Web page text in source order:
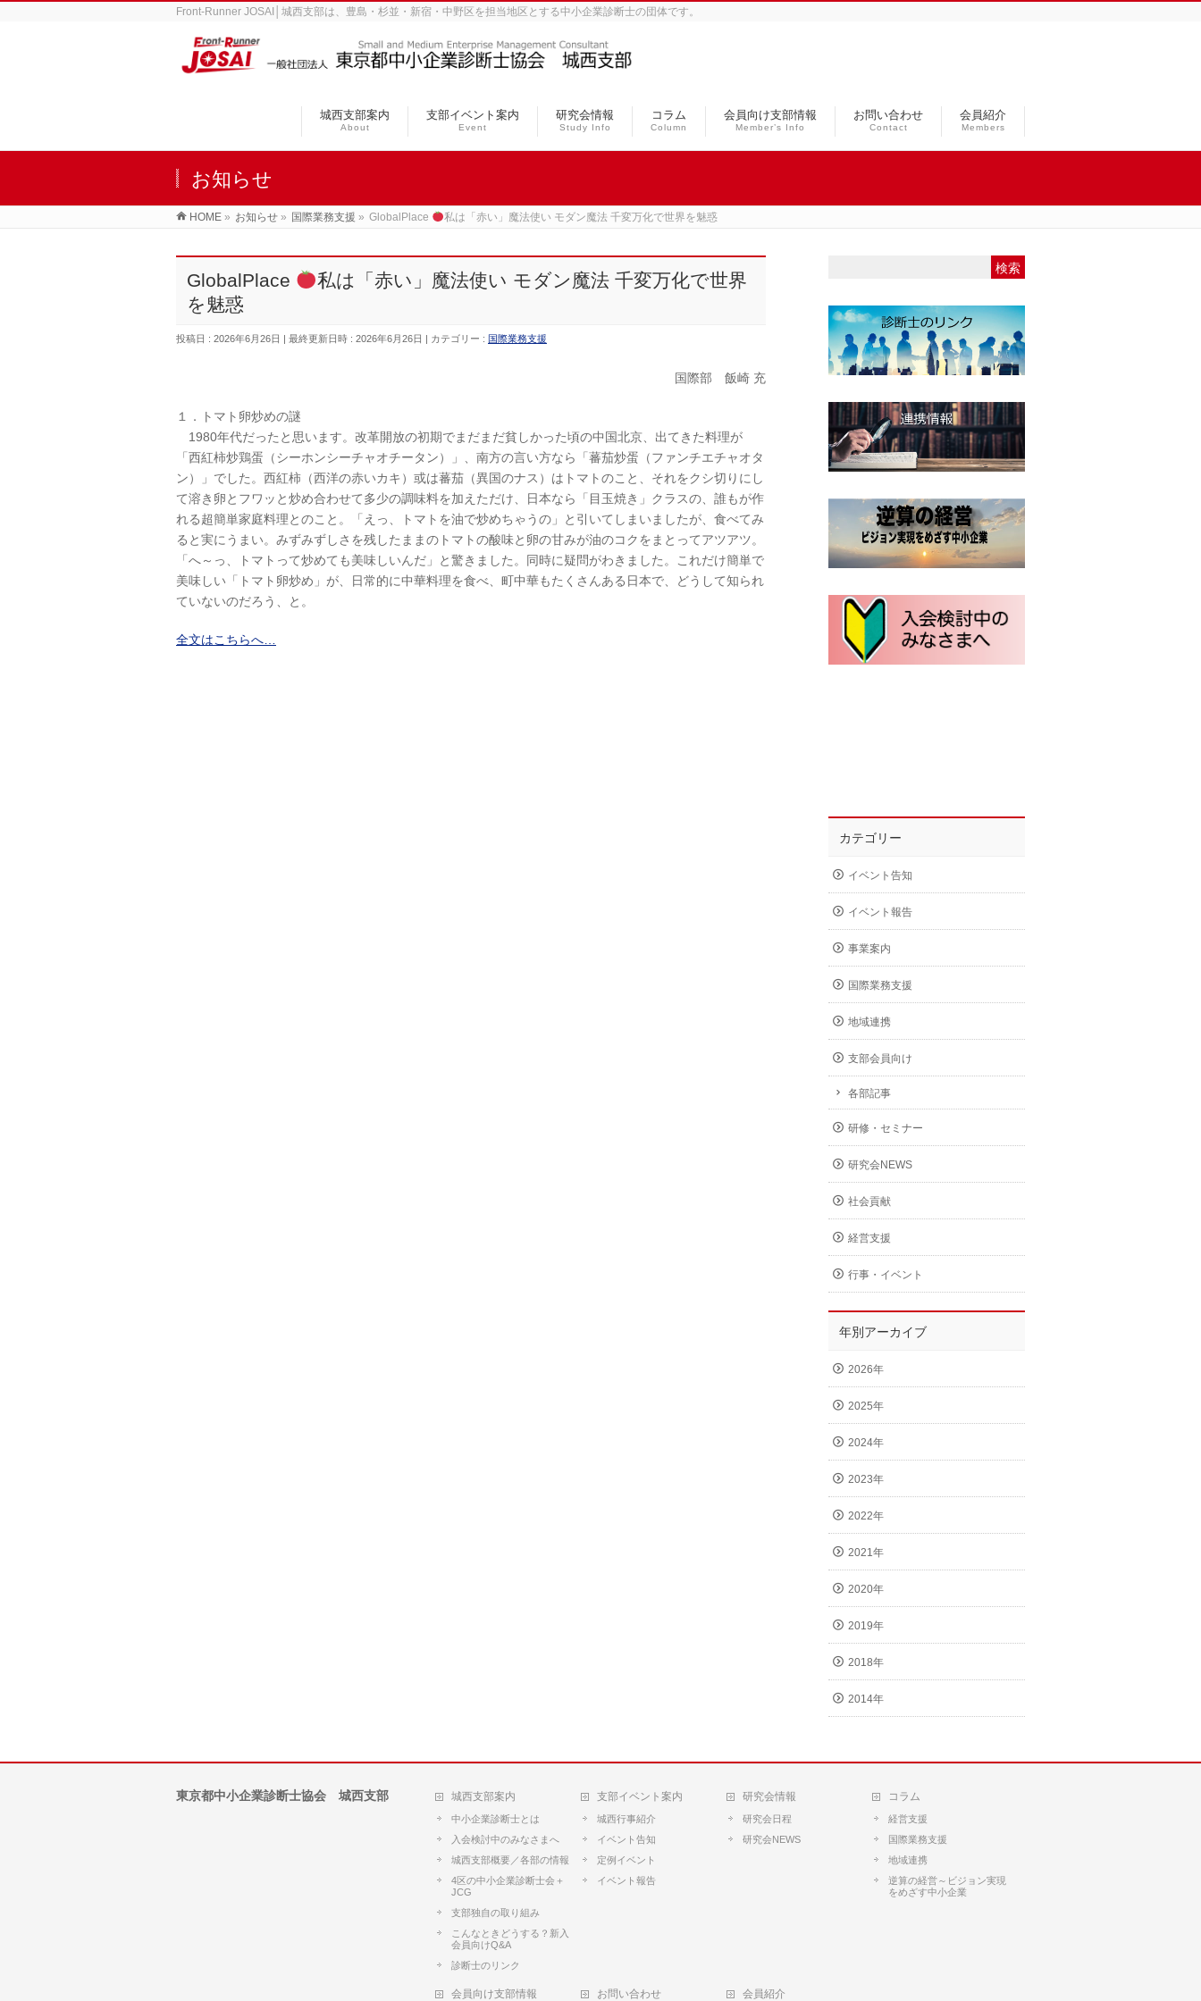
Front-Runner JOSAI│城西支部は、豊島・杉並・新宿・中野区を担当地区とする中小企業診断士の団体です。
城西支部案内
About
支部イベント案内
Event
研究会情報
Study Info
コラム
Column
会員向け支部情報
Member’s Info
お問い合わせ
Contact
会員紹介
Members
お知らせ
HOME » お知らせ » 国際業務支援 » GlobalPlace 私は「赤い」魔法使い モダン魔法 千変万化で世界を魅惑
GlobalPlace
私は「赤い」魔法使い モダン魔法 千変万化で世界
を魅惑
投稿日 : 2026年6月26日 最終更新日時 : 2026年6月26日 カテゴリー : 国際業務支援
国際部 飯崎 充
１．トマト卵炒めの謎
1980年代だったと思います。改革開放の初期でまだまだ貧しかった頃の中国北京、出てきた料理が
「西紅柿炒鶏蛋（シーホンシーチャオチータン）」、南方の言い方なら「蕃茄炒蛋（ファンチエチャオタ
ン）」でした。西紅柿（西洋の赤いカキ）或は蕃茄（異国のナス）はトマトのこと、それをクシ切りにし
て溶き卵とフワッと炒め合わせて多少の調味料を加えただけ、日本なら「目玉焼き」クラスの、誰もが作
れる超簡単家庭料理とのこと。「えっ、トマトを油で炒めちゃうの」と引いてしまいましたが、食べてみ
ると実にうまい。みずみずしさを残したままのトマトの酸味と卵の甘みが油のコクをまとってアツアツ。
「へ～っ、トマトって炒めても美味しいんだ」と驚きました。同時に疑問がわきました。これだけ簡単で
美味しい「トマト卵炒め」が、日常的に中華料理を食べ、町中華もたくさんある日本で、どうして知られ
ていないのだろう、と。
全文はこちらへ…
カテゴリー
イベント告知
イベント報告
事業案内
国際業務支援
地域連携
支部会員向け
各部記事
研修・セミナー
研究会NEWS
社会貢献
経営支援
行事・イベント
年別アーカイブ
2026年
2025年
2024年
2023年
2022年
2021年
2020年
2019年
2018年
2014年
東京都中小企業診断士協会 城西支部 城西支部案内
中小企業診断士とは
入会検討中のみなさまへ
城西支部概要／各部の情報
4区の中小企業診断士会＋
JCG
支部独自の取り組み
こんなときどうする？新入
会員向けQ&A
診断士のリンク
支部イベント案内
城西行事紹介
イベント告知
定例イベント
イベント報告
研究会情報
研究会日程
研究会NEWS
コラム
経営支援
国際業務支援
地域連携
逆算の経営～ビジョン実現
をめざす中小企業
会員向け支部情報 お問い合わせ 会員紹介